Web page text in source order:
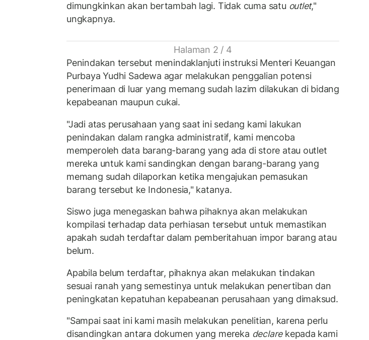
dimungkinkan akan bertambah lagi. Tidak cuma satu outlet,"
ungkapnya.
Halaman 2 / 4
Penindakan tersebut menindaklanjuti instruksi Menteri Keuangan
Purbaya Yudhi Sadewa agar melakukan penggalian potensi
penerimaan di luar yang memang sudah lazim dilakukan di bidang
kepabeanan maupun cukai.
"Jadi atas perusahaan yang saat ini sedang kami lakukan
penindakan dalam rangka administratif, kami mencoba
memperoleh data barang-barang yang ada di store atau outlet
mereka untuk kami sandingkan dengan barang-barang yang
memang sudah dilaporkan ketika mengajukan pemasukan
barang tersebut ke Indonesia," katanya.
Siswo juga menegaskan bahwa pihaknya akan melakukan
kompilasi terhadap data perhiasan tersebut untuk memastikan
apakah sudah terdaftar dalam pemberitahuan impor barang atau
belum.
Apabila belum terdaftar, pihaknya akan melakukan tindakan
sesuai ranah yang semestinya untuk melakukan penertiban dan
peningkatan kepatuhan kepabeanan perusahaan yang dimaksud.
"Sampai saat ini kami masih melakukan penelitian, karena perlu
disandingkan antara dokumen yang mereka declarekepada kami